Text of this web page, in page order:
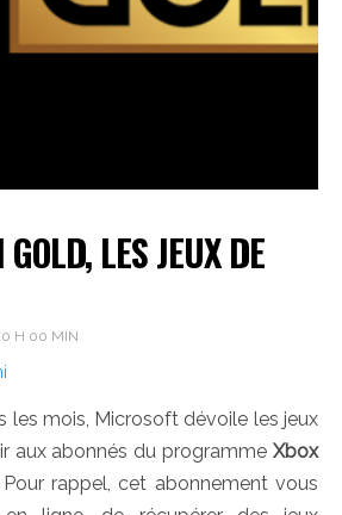
LES JEUX DE
H 00 MIN
les mois, Microsoft dévoile les jeux
aux abonnés du programme Xbox
rappel, cet abonnement vous